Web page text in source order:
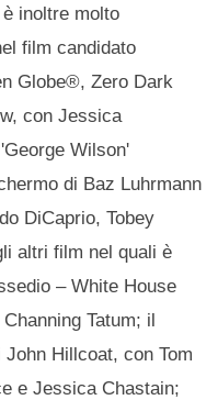
inoltre molto
film candidato
Globe®, Zero Dark
con Jessica
Wilson'
di Baz Luhrmann
DiCaprio, Tobey
altri film nel quali è
– White House
Tatum; il
Hillcoat, con Tom
e Jessica Chastain;